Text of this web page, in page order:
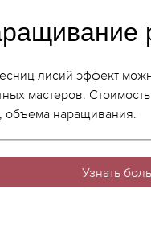
лисий эффект
мастеров.
объема наращивания.
Узнать